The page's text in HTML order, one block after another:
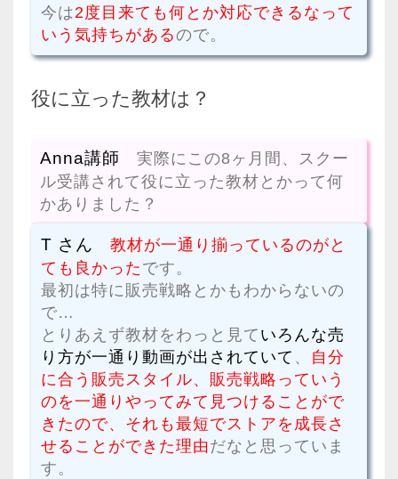
今は2度目来ても何とか対応できるなって
いう気持ちがあるので。
役に立った教材は？
Anna講師 実際にこの8ヶ月間、スクー
ル受講されて役に立った教材とかって何
かありました？
T さん
教材が一通り揃っているのがと
ても良かったです。
最初は特に販売戦略とかもわからないの
で…
とりあえず教材をわっと見ていろんな売
り方が一通り動画が出されていて 、 自分
に合う販売スタイル、販売戦略っていう
のを一通りやってみて見つけることがで
きたので、それも最短でストアを成長さ
せることができた理由だなと思っていま
す。